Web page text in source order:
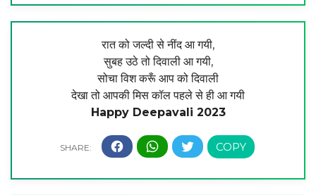
रात को जल्दी से नींद आ गयी,
सुबह उठे तो दिवाली आ गयी,
सोचा विश करूँ आप को दिवाली
देखा तो आपकी मिस कॉल पहले से ही आ गयी
Happy Deepavali 2023